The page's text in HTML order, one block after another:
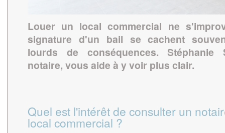
Louer un local commercial ne
signature d'un bail se cachent
lourds de conséquences. Stéphanie
notaire, vous aide à y voir plus clair.
Quel est l'intérêt de consulter un
local commercial ?